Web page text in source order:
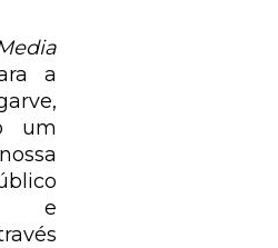
a
um
e